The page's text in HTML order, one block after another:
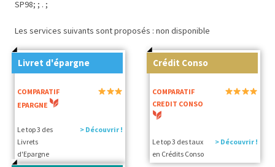
SP98; ; . ;
Les services suivants sont proposés : non disponible
Livret d'épargne
COMPARATIF
EPARGNE
Le top 3 des
Livrets
d'Epargne
> Découvrir !
Crédit Conso
COMPARATIF
CREDIT CONSO
Le top 3 des taux
en Crédits Conso
> Découvrir !